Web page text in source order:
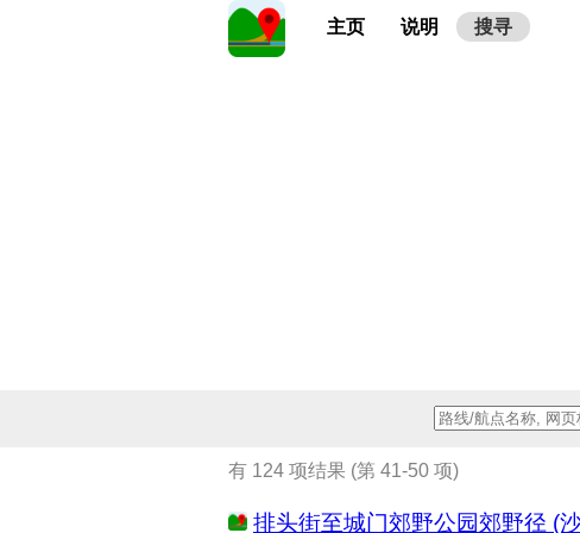
主页 说明 搜寻
有 124 项结果 (第 41-50 项)
排头街至城门郊野公园郊野径 (